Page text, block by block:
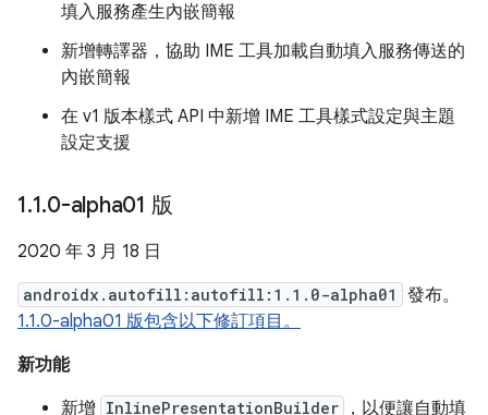
填入服務產生內嵌簡報
新增轉譯器，協助 IME 工具加載自動填入服務傳送的
內嵌簡報
在 v1 版本樣式 API 中新增 IME 工具樣式設定與主題
設定支援
1.1.0-alpha01 版
2020 年 3 月 18 日
androidx.autofill:autofill:1.1.0-alpha01
發布。
1.1.0-alpha01 版包含以下修訂項目。
新功能
新增 InlinePresentationBuilder
，以便讓自動填